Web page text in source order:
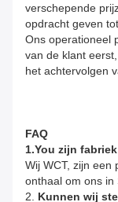
verschepende
opdracht geven
Ons operationeel
van de klant
het achtervolgen
FAQ
1.You zijn
Wij WCT, zijn een
onthaal om ons in
2. Kunnen wij